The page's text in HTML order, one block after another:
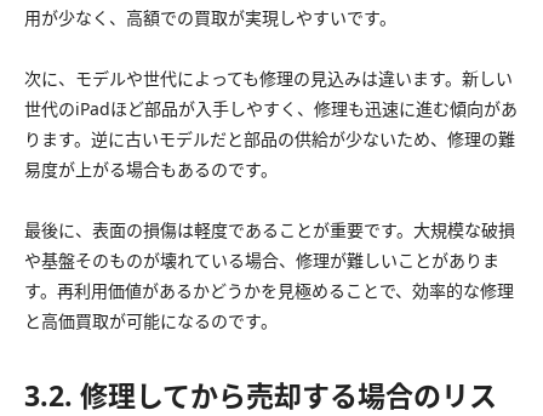
用が少なく、高額での買取が実現しやすいです。
次に、モデルや世代によっても修理の見込みは違います。新しい
世代のiPadほど部品が入手しやすく、修理も迅速に進む傾向があ
ります。逆に古いモデルだと部品の供給が少ないため、修理の難
易度が上がる場合もあるのです。
最後に、表面の損傷は軽度であることが重要です。大規模な破損
や基盤そのものが壊れている場合、修理が難しいことがありま
す。再利用価値があるかどうかを見極めることで、効率的な修理
と高価買取が可能になるのです。
3.2. 修理してから売却する場合のリス